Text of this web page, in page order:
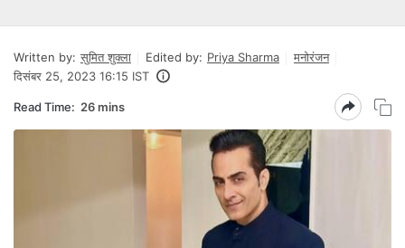
Written by: सुमित शुक्ला Edited by: Priya Sharma
मनोरंजन
दिसंबर 25, 2023 16:15 IST
Read Time: 26 mins